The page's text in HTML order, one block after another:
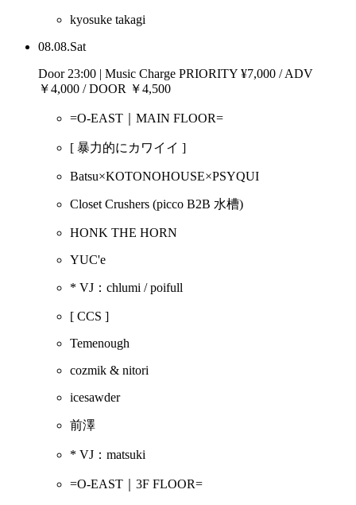
kyosuke takagi
08.08.Sat
Door 23:00 | Music Charge PRIORITY ¥7,000 / ADV
￥4,000 / DOOR ￥4,500
=O-EAST｜MAIN FLOOR=
[ 暴力的にカワイイ ]
Batsu×KOTONOHOUSE×PSYQUI
Closet Crushers (picco B2B 水槽)
HONK THE HORN
YUC'e
* VJ：chlumi / poifull
[ CCS ]
Temenough
cozmik & nitori
icesawder
前澤
* VJ：matsuki
=O-EAST｜3F FLOOR=